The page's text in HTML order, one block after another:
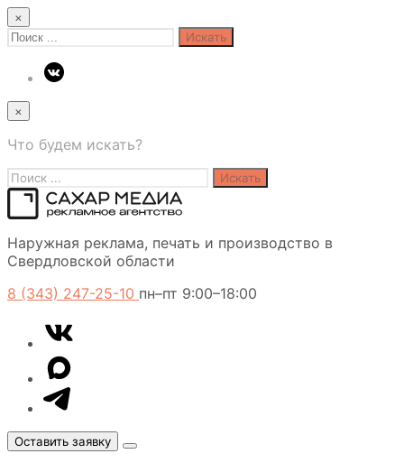
×
Search
×
Что будем искать?
Search
for:
Медиа
Наружная реклама, печать и производство в
Свердловской области
8 (343) 247-25-10 пн–пт 9:00–18:00
VK
Telegram
MAX
Оставить заявку
Открыть